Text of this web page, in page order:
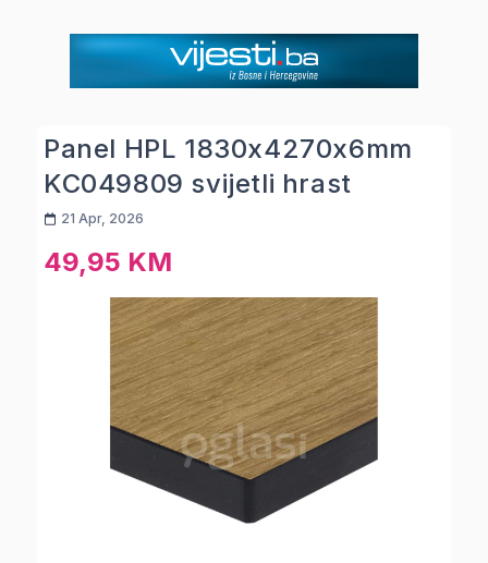
Panel HPL 1830x4270x6mm
KC049809 svijetli hrast
21 Apr, 2026
49,95 KM